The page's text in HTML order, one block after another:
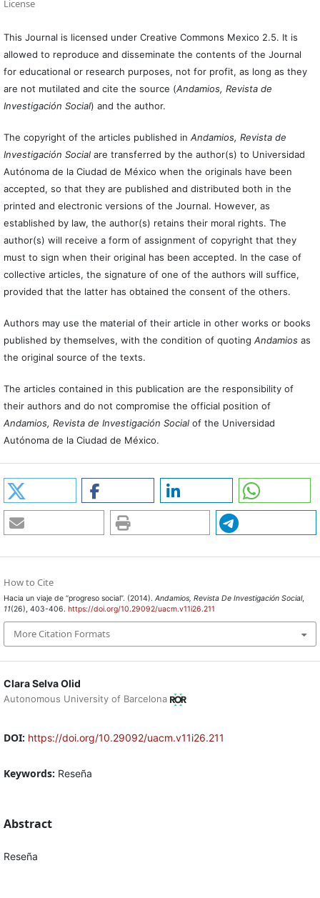
Clara Selva Olid
Autonomous University of Barcelona
DOI: https://doi.org/10.29092/uacm.v11i26.211
Keywords: Reseña
Abstract
Reseña
License
This Journal is licensed under Creative Commons Mexico 2.5. It is
allowed to reproduce and disseminate the contents of the Journal
for educational or research purposes, not for profit, as long as they
are not mutilated and cite the source (Andamios, Revista de
Investigación Social) and the author.
The copyright of the articles published in Andamios, Revista de
Investigación Socialare transferred by the author(s) to Universidad
Autónoma de la Ciudad de México when the originals have been
accepted, so that they are published and distributed both in the
printed and electronic versions of the Journal. However, as
established by law, the author(s) retains their moral rights. The
author(s) will receive a form of assignment of copyright that they
must to sign when their original has been accepted. In the case of
collective articles, the signature of one of the authors will suffice,
provided that the latter has obtained the consent of the others.
Authors may use the material of their article in other works or books
published by themselves, with the condition of quoting Andamiosas
the original source of the texts.
The articles contained in this publication are the responsibility of
their authors and do not compromise the official position of
Andamios, Revista de Investigación Social of the Universidad
Autónoma de la Ciudad de México.
How to Cite
Hacia un viaje de “progreso social”. (2014). Andamios, Revista De Investigación Social,
11(26), 403-406. https://doi.org/10.29092/uacm.v11i26.211
More Citation Formats